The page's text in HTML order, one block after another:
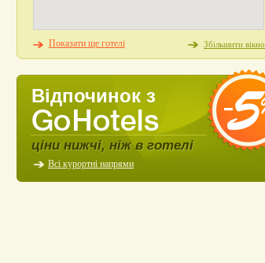
Показати ще готелі Збільшити вікно
Відпочинок з
ціни нижчі, ніж в готелі
Всі курортні напрями